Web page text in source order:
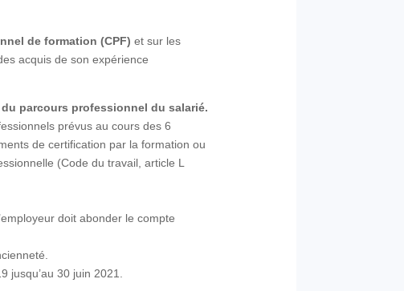
de formation (CPF) et sur les
acquis de son expérience
parcours professionnel du salarié.
prévus au cours des 6
de certification par la formation ou
(Code du travail, article L
doit abonder le compte
30 juin 2021.